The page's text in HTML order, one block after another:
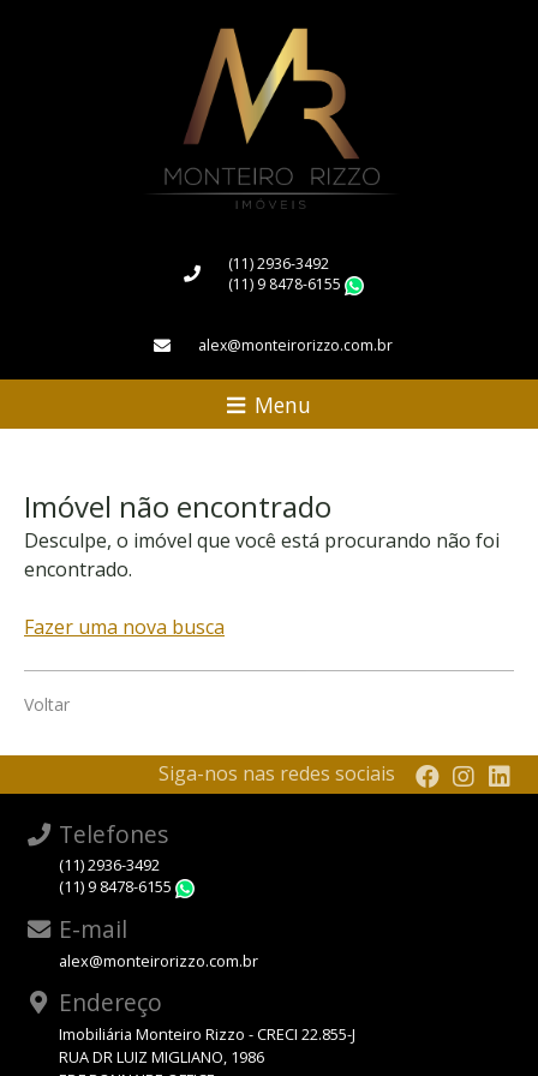
(11) 2936-3492
(11) 9 8478-6155
alex@monteirorizzo.com.br
Menu
Imóvel não encontrado
Desculpe, o imóvel que você está procurando não foi
encontrado.
Fazer uma nova busca
Voltar
Siga-nos nas redes sociais
Telefones
(11) 2936-3492
(11) 9 8478-6155
E-mail
alex@monteirorizzo.com.br
Endereço
Imobiliária Monteiro Rizzo - CRECI 22.855-J
RUA DR LUIZ MIGLIANO, 1986